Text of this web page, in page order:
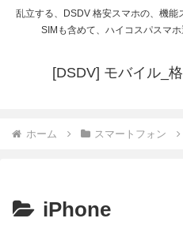
乱立する、DSDV 格安スマホの、機
SIMも含めて、ハイコスパスマ
[DSDV] モバイル_
ホーム スマートフォン
iPhone